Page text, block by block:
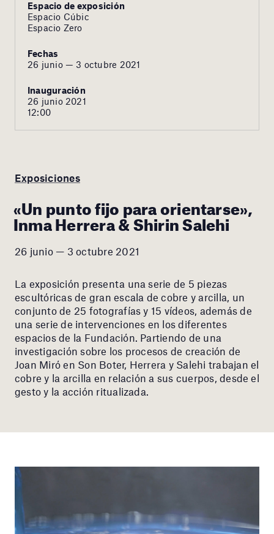
Espacio de exposición
Espacio Cúbic
Espacio Zero
Fechas
26 junio — 3 octubre 2021
Inauguración
26 junio 2021
12:00
Exposiciones
«Un punto fijo para orientarse»,
Inma Herrera & Shirin Salehi
26 junio — 3 octubre 2021
La exposición presenta una serie de 5 piezas
escultóricas de gran escala de cobre y arcilla, un
conjunto de 25 fotografías y 15 vídeos, además de
una serie de intervenciones en los diferentes
espacios de la Fundación. Partiendo de una
investigación sobre los procesos de creación de
Joan Miró en Son Boter, Herrera y Salehi trabajan el
cobre y la arcilla en relación a sus cuerpos, desde el
gesto y la acción ritualizada.